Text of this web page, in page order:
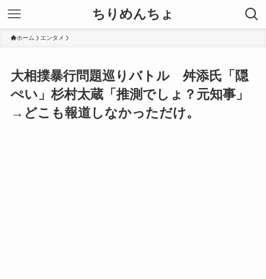
ちりめんちょ
ホーム エンタメ
大相撲暴行問題巡りバトル 舛添氏「隠
ぺい」杉村太蔵「推測でしょ？元知事」
→どこも報道しなかっただけ。